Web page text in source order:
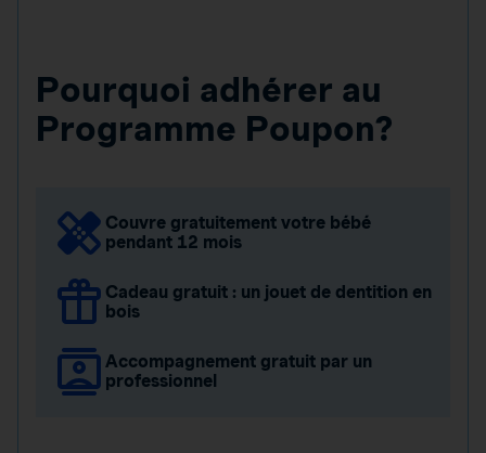
Pourquoi adhérer au
Programme Poupon?
Couvre gratuitement votre bébé
pendant 12 mois
Cadeau gratuit : un jouet de dentition en
bois
Accompagnement gratuit par un
professionnel